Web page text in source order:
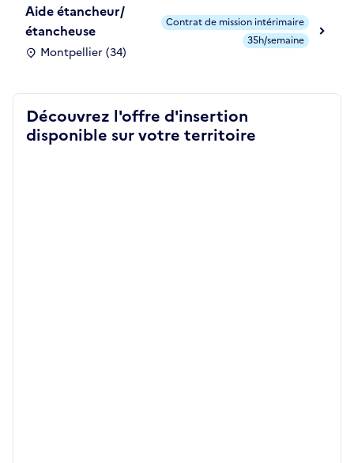
Aide étancheur/
étancheuse
Montpellier (34)
Contrat de mission intérimaire
35h/semaine
Découvrez l'offre d'insertion
disponible sur votre territoire